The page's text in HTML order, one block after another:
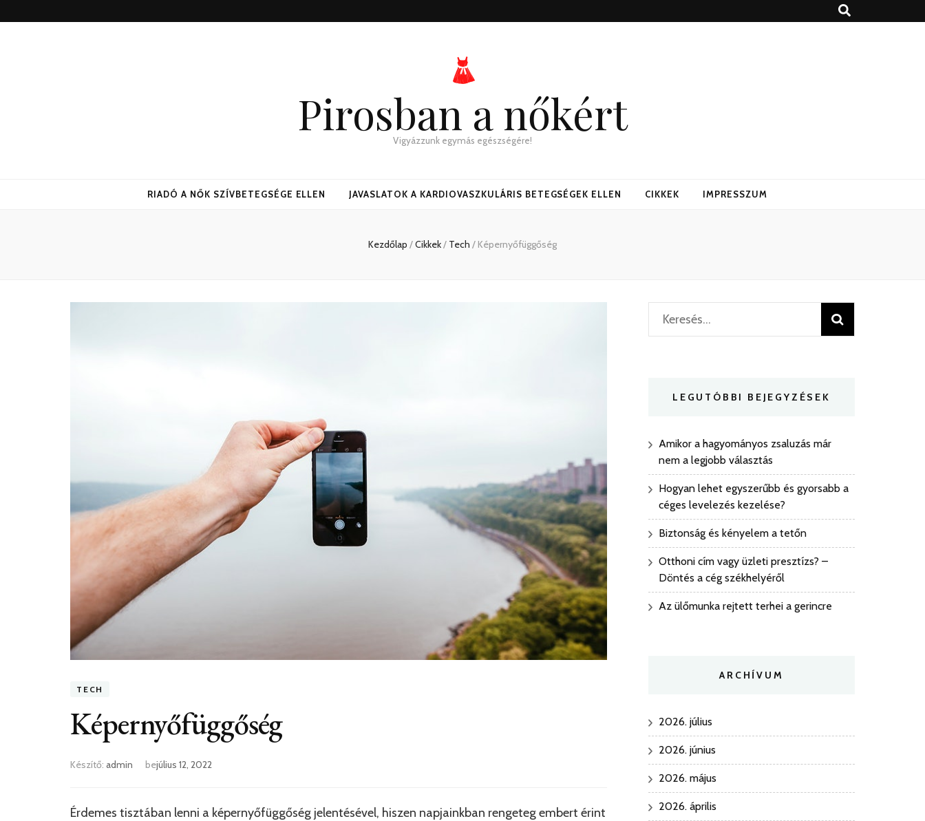
Pirosban a nőkért
Vigyázzunk egymás egészségére!
RIADÓ A NŐK SZÍVBETEGSÉGE ELLEN JAVASLATOK A KARDIOVASZKULÁRIS BETEGSÉGEK ELLEN CIKKEK IMPRESSZUM
Kezdőlap /Cikkek/ Tech / Képernyőfüggőség
TECH
Képernyőfüggőség
Készítő: admin bejúlius 12, 2022
Érdemes tisztában lenni a képernyőfüggőség jelentésével, hiszen napjainkban rengeteg embert érint
Keresés:
LEGUTÓBBI BEJEGYZÉSEK
Amikor a hagyományos zsaluzás már
nem a legjobb választás
Hogyan lehet egyszerűbb és gyorsabb a
céges levelezés kezelése?
Biztonság és kényelem a tetőn
Otthoni cím vagy üzleti presztízs? –
Döntés a cég székhelyéről
Az ülőmunka rejtett terhei a gerincre
ARCHÍVUM
2026. július
2026. június
2026. május
2026. április